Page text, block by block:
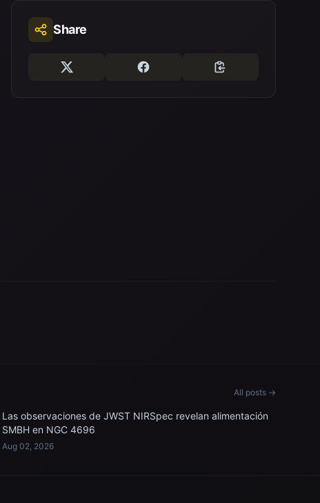
Share
All posts →
Las observaciones de JWST NIRSpec revelan alimentación
SMBH en NGC 4696
Aug 02, 2026